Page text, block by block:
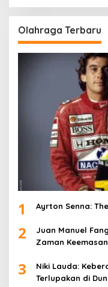
Olahraga Terbaru
1 Ayrton Senna:
2
Juan Manuel
Zaman
3
Niki Lauda:
Terlupakan di